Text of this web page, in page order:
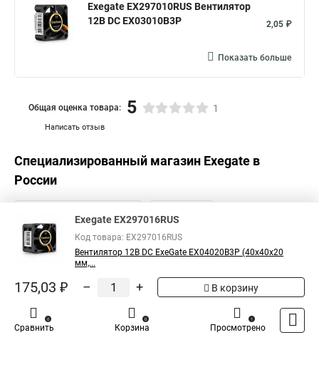
Exegate EX297010RUS Вентилятор
12В DC EX03010B3P
2,05 ₽
Показать больше
Написать отзыв
Общая оценка товара: 5 1
Специализированный магазин Exegate в
России
Exegate EX297016RUS
Код товара: EX297016RUS
Вентилятор 12В DC ExeGate EX04020B3P (40x40x20
мм,...
175,03 ₽ – + В корзину
Сравнить
0
Корзина
0
Просмотрено
1